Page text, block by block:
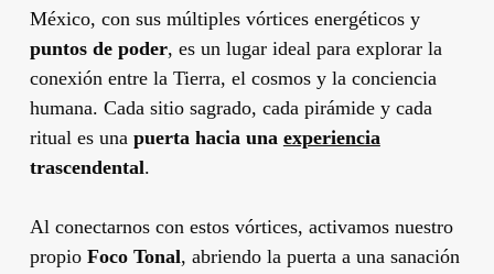
México, con sus múltiples vórtices energéticos y
puntos de poder, es un lugar ideal para explorar la
conexión entre la Tierra, el cosmos y la conciencia
humana. Cada sitio sagrado, cada pirámide y cada
ritual es una puerta hacia una experiencia
trascendental.
Al conectarnos con estos vórtices, activamos nuestro
propio Foco Tonal, abriendo la puerta a una sanación